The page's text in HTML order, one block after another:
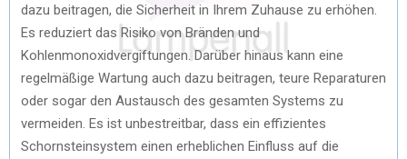
dazu beitragen, die Sicherheit in Ihrem Zuhause zu erhöhen.
Es reduziert das Risiko von Bränden und
Kohlenmonoxidvergiftungen. Darüber hinaus kann eine
regelmäßige Wartung auch dazu beitragen, teure Reparaturen
oder sogar den Austausch des gesamten Systems zu
vermeiden. Es ist unbestreitbar, dass ein effizientes
Schornsteinsystem einen erheblichen Einfluss auf die